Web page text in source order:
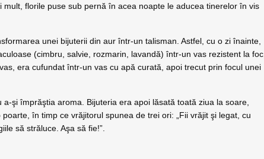
florile puse sub pernă în acea noapte le aducea tinerelor în vis
unei bijuterii din aur într-un talisman. Astfel, cu o zi înainte,
(cimbru, salvie, rozmarin, lavandă) într-un vas rezistent la foc,
era cufundat într-un vas cu apă curată, apoi trecut prin focul unei
şi împrăştia aroma. Bijuteria era apoi lăsată toată ziua la soare,
în timp ce vrăjitorul spunea de trei ori: „Fii vrăjit şi legat, cu
să străluce. Aşa să fie!”.